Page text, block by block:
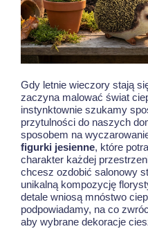
Gdy letnie wieczory stają
zaczyna malować świat
instynktownie szukamy
przytulności do naszych
sposobem na
figurki jesienne, które
charakter każdej
chcesz ozdobić salonowy
unikalną kompozycję
detale wniosą mnóstwo
podpowiadamy, na co
aby wybrane dekoracje